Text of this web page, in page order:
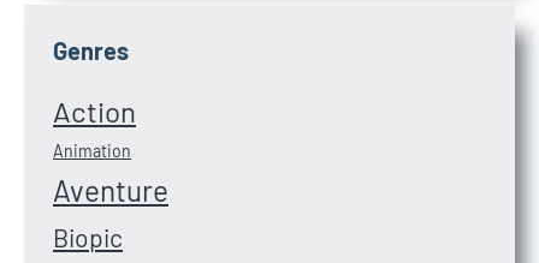
Genres
Action
Animation
Aventure
Biopic